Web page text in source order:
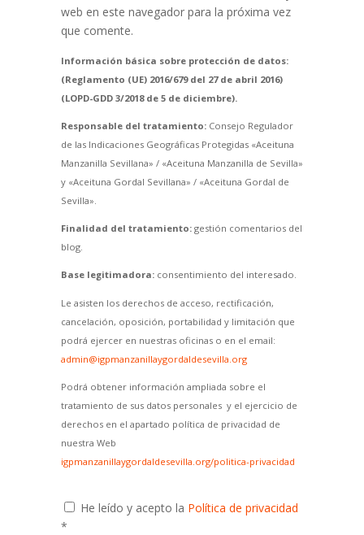
web en este navegador para la próxima vez
que comente.
Información básica sobre protección de datos:
(Reglamento (UE) 2016/679 del 27 de abril 2016)
(LOPD-GDD 3/2018 de 5 de diciembre).
Responsable del tratamiento:Consejo Regulador
de las Indicaciones Geográficas Protegidas «Aceituna
Manzanilla Sevillana» / «Aceituna Manzanilla de Sevilla»
y «Aceituna Gordal Sevillana» / «Aceituna Gordal de
Sevilla».
Finalidad del tratamiento:gestión comentarios del
blog.
Base legitimadora:consentimiento del interesado.
Le asisten los derechos de acceso, rectificación,
cancelación, oposición, portabilidad y limitación que
podrá ejercer en nuestras oficinas o en el email:
admin@igpmanzanillaygordaldesevilla.org
Podrá obtener información ampliada sobre el
tratamiento de sus datos personales y el ejercicio de
derechos en el apartado política de privacidad de
nuestra Web
igpmanzanillaygordaldesevilla.org/politica-privacidad
He leído y acepto la Política de privacidad
*